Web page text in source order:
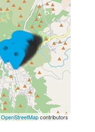
OpenStreetMapcontributors